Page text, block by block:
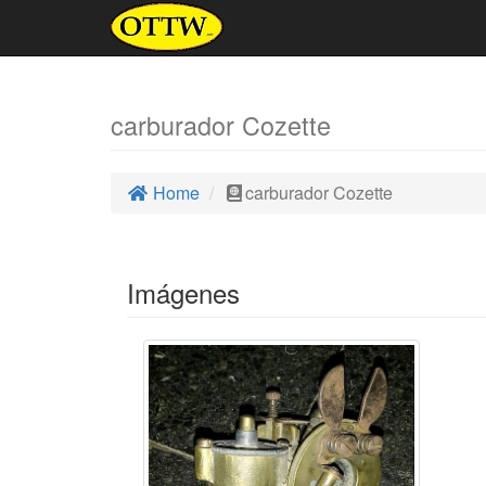
carburador Cozette
Home carburador Cozette
Imágenes